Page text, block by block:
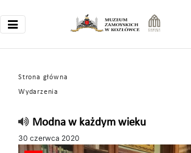
Strona główna
Wydarzenia
Modna w każdym wieku
30 czerwca 2020